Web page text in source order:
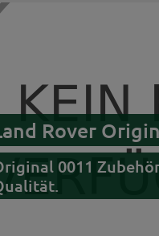
Rover
0011